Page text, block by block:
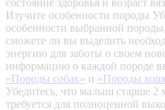
состояние здоровья и возраст
Изучите особенности породы
особенности выбранной
сможете ли вы выделить
энергию для заботы о своем
информацию о каждой породе
«Породы собак» и «Породы
Убедитесь, что малыш старше 2
требуется для полноценной